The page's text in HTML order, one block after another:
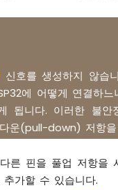
신호를 생성하지 않습
에 어떻게 연결하느
됩니다. 이러한 불안
운(pull-down) 저항을
른 핀을 풀업 저항을
가할 수 있습니다.